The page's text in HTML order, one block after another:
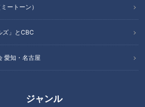
ートーン）
ズ」とCBC
愛知・名古屋
ジャンル
ュメン
息
達 スタッフに「いつも皆どうや
酒井直斗、我が子の成長を語る